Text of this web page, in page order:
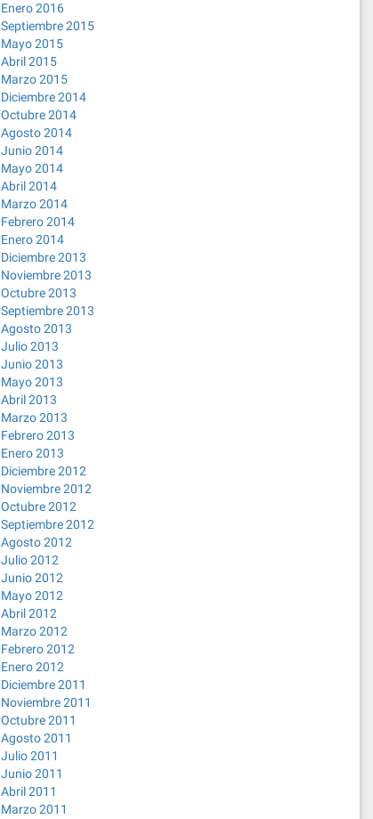
Enero 2016
Septiembre 2015
Mayo 2015
Abril 2015
Marzo 2015
Diciembre 2014
Octubre 2014
Agosto 2014
Junio 2014
Mayo 2014
Abril 2014
Marzo 2014
Febrero 2014
Enero 2014
Diciembre 2013
Noviembre 2013
Octubre 2013
Septiembre 2013
Agosto 2013
Julio 2013
Junio 2013
Mayo 2013
Abril 2013
Marzo 2013
Febrero 2013
Enero 2013
Diciembre 2012
Noviembre 2012
Octubre 2012
Septiembre 2012
Agosto 2012
Julio 2012
Junio 2012
Mayo 2012
Abril 2012
Marzo 2012
Febrero 2012
Enero 2012
Diciembre 2011
Noviembre 2011
Octubre 2011
Agosto 2011
Julio 2011
Junio 2011
Abril 2011
Marzo 2011